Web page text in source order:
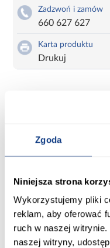
Zgoda
Niniejsza strona
Wykorzystujemy pliki
reklam, aby oferować
ruch w naszej
naszej witryny,
Zadzwoń i zamów
660 627 627
Karta produktu
Drukuj
Informacje
Szerokość [cm]:
Głębokość [cm]:
42.00